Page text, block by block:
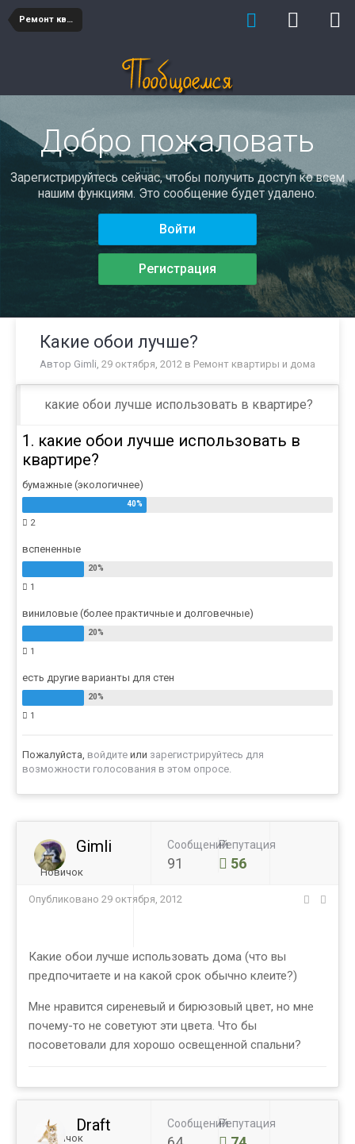
Ремонт квартиры и дома
Добро пожаловать
Зарегистрируйтесь сейчас, чтобы получить доступ ко всем
нашим функциям. Это сообщение будет удалено.
Войти
Регистрация
Какие обои лучше?
Автор Gimli, 29 октября, 2012 в Ремонт квартиры и дома
какие обои лучше использовать в квартире?
1. какие обои лучше использовать в
квартире?
бумажные (экологичнее)
2
вспененные
1
виниловые (более практичные и долговечные)
1
есть другие варианты для стен
1
Пожалуйста, войдите или зарегистрируйтесь для
возможности голосования в этом опросе.
Gimli
Новичок
Сообщений
91
Репутация
56
Опубликовано 29 октября, 2012
Какие обои лучше использовать дома (что вы
предпочитаете и на какой срок обычно клеите?)
Мне нравится сиреневый и бирюзовый цвет, но мне
почему-то не советуют эти цвета. Что бы
посоветовали для хорошо освещенной спальни?
Draft
Новичок
СообщенийРепутация